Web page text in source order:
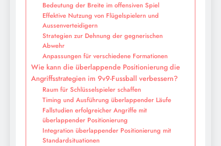
Bedeutung der Breite im offensiven Spiel
Effektive Nutzung von Flügelspielern und
Aussenverteidigern
Strategien zur Dehnung der gegnerischen
Abwehr
Anpassungen für verschiedene Formationen
Wie kann die überlappende Positionierung die
Angriffsstrategien im 9v9-Fussball verbessern?
Raum für Schlüsselspieler schaffen
Timing und Ausführung überlappender Läufe
Fallstudien erfolgreicher Angriffe mit
überlappender Positionierung
Integration überlappender Positionierung mit
Standardsituationen